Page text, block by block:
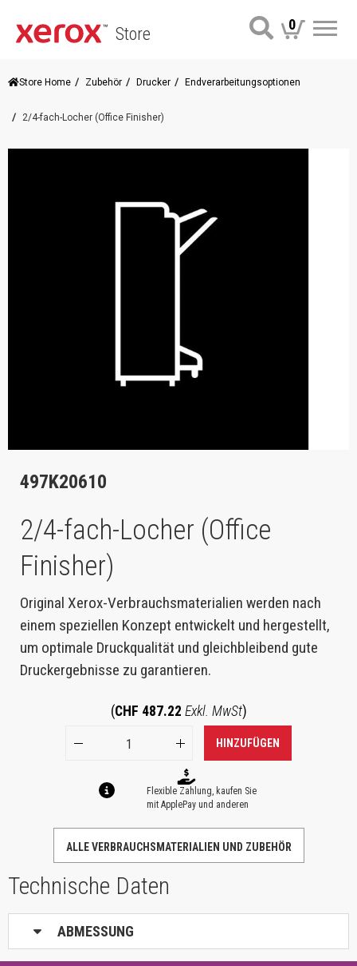
Store 0
Store Home Zubehör Drucker Endverarbeitungs​optionen
2/4-fach-Locher (Office Finisher)
497K20610
2/4-fach-Locher (Office
Finisher)
Original Xerox-Verbrauchsmaterialien werden nach
einem speziellen Konzept entwickelt und hergestellt,
um optimale Druckqualität und gleichbleibend gute
Druckergebnisse zu garantieren.
(CHF 487.22 Exkl. MwSt)
HINZUFÜGEN
Flexible Zahlung, kaufen Sie
mit ApplePay und anderen
ALLE VERBRAUCHSMATERIALIEN UND ZUBEHÖR
Technische Daten
ABMESSUNG